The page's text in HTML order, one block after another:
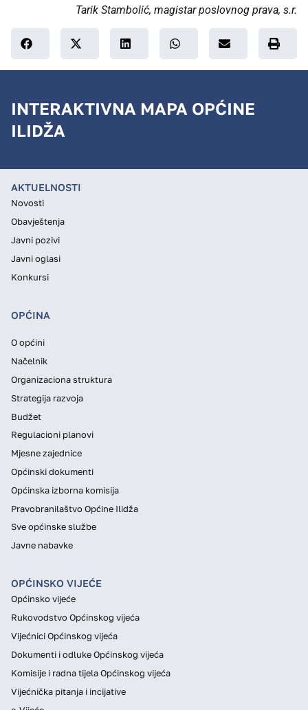
Tarik Stambolić, magistar poslovnog prava, s.r.
INTERAKTIVNA MAPA OPĆINE
ILIDŽA
AKTUELNOSTI
Novosti
Obavještenja
Javni pozivi
Javni oglasi
Konkursi
OPĆINA
O općini
Načelnik
Organizaciona struktura
Strategija razvoja
Budžet
Regulacioni planovi
Mjesne zajednice
Općinski dokumenti
Općinska izborna komisija
Pravobranilaštvo Općine Ilidža
Sve općinske službe
Javne nabavke
OPĆINSKO VIJEĆE
Općinsko vijeće
Rukovodstvo Općinskog vijeća
Vijećnici Općinskog vijeća
Dokumenti i odluke Općinskog vijeća
Komisije i radna tijela Općinskog vijeća
Vijećnička pitanja i incijative